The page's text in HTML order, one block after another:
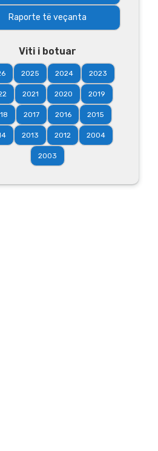
Raporte të veçanta
Viti i botuar
2025 2024 2023
2021 2020 2019
2017 2016 2015
2013 2012 2004
2003